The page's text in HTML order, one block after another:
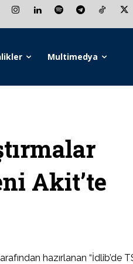
Multimedya
Akit’te
hazırlanan “İdlib’de